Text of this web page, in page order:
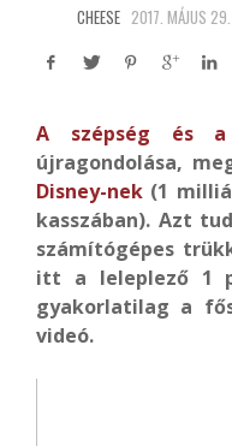
CHEESE 2017. MÁJUS 29.
A szépség és a
újragondolása,
Disney-nek (1
kasszában). Azt
számítógépes
itt a leleplező 1
gyakorlatilag a
videó.